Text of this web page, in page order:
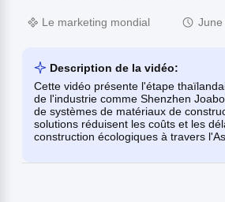
Le marketing mondial June
Description de la vidéo:
Cette vidéo présente l'étape
de l'industrie comme Shenzhen
de systèmes de matériaux de
solutions réduisent les coûts et les
construction écologiques à travers